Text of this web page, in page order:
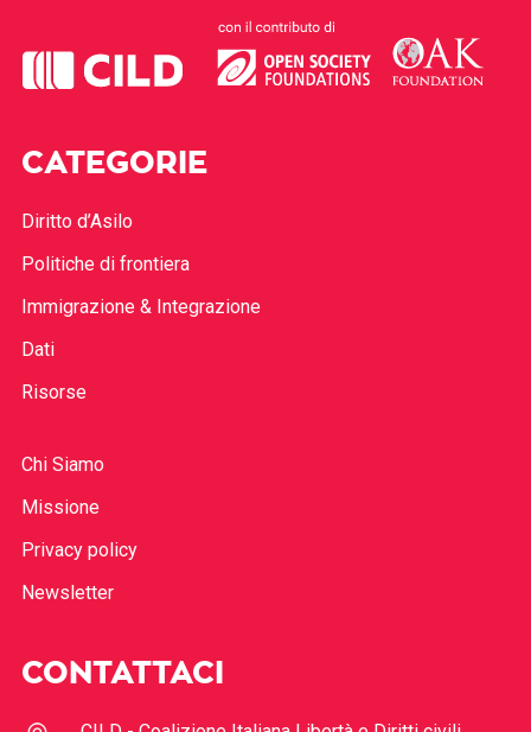
CATEGORIE
Diritto d’Asilo
Politiche di frontiera
Immigrazione & Integrazione
Dati
Risorse
Chi Siamo
Missione
Privacy policy
Newsletter
CONTATTACI